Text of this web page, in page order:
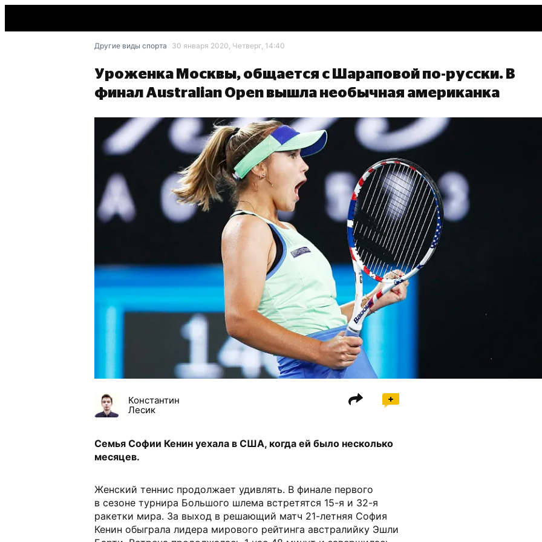
Другие виды спорта 30 января 2020, Четверг, 14:40
Уроженка Москвы, общается с Шараповой по-русски. В
финал Australian Open вышла необычная американка
Константин
Лесик
Семья Софии Кенин уехала в США, когда ей было несколько
месяцев.
Женский теннис продолжает удивлять. В финале первого
в сезоне турнира Большого шлема встретятся 15-я и 32-я
ракетки мира. За выход в решающий матч 21-летняя София
Кенин обыграла лидера мирового рейтинга австралийку Эшли